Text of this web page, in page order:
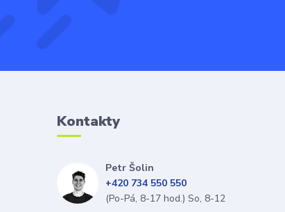
Kontakty
Petr Šolin
+420 734 550 550
(Po-Pá, 8-17 hod.) So, 8-12